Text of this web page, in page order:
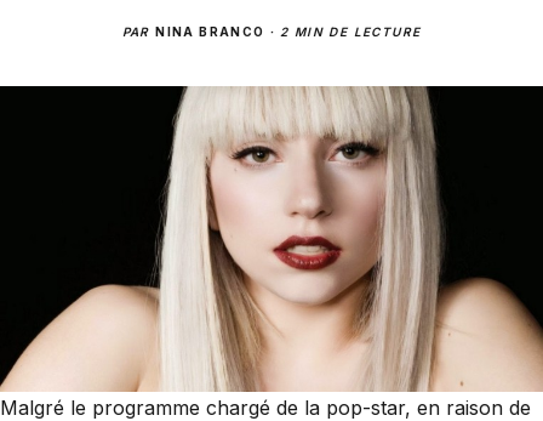
PARNINA BRANCO · 2 MIN DE LECTURE
Malgré le programme chargé de la pop-star, en raison de